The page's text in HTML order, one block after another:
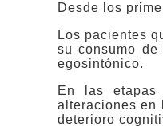
Desde los
Los pacientes
su consumo
egosintónico.
En las etapas
alteraciones en
deterioro